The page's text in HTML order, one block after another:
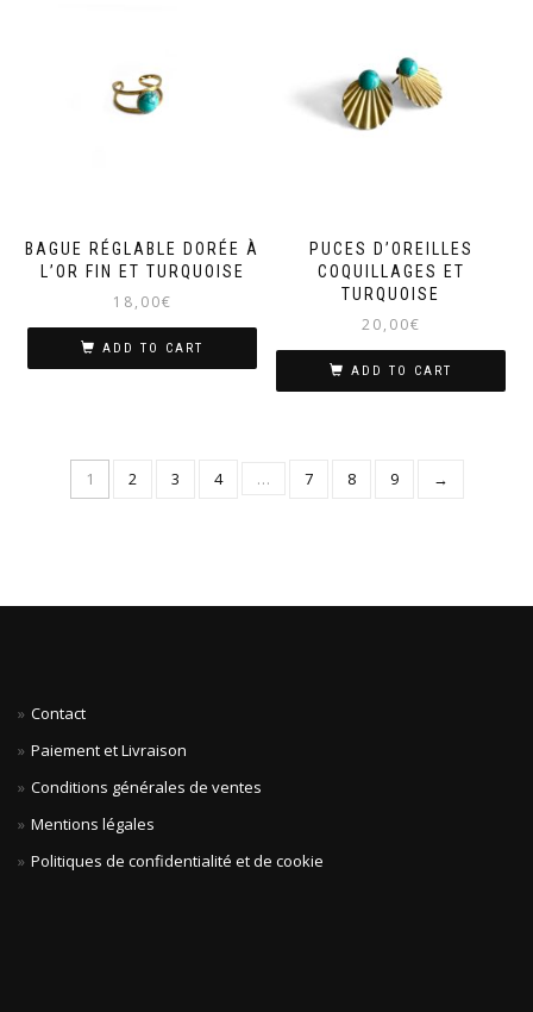
BAGUE RÉGLABLE DORÉE À
L’OR FIN ET TURQUOISE
18,00€
ADD TO CART
PUCES D’OREILLES
COQUILLAGES ET
TURQUOISE
20,00€
ADD TO CART
1 2 3 4 … 7 8 9 →
Contact
Paiement et Livraison
Conditions générales de ventes
Mentions légales
Politiques de confidentialité et de cookie